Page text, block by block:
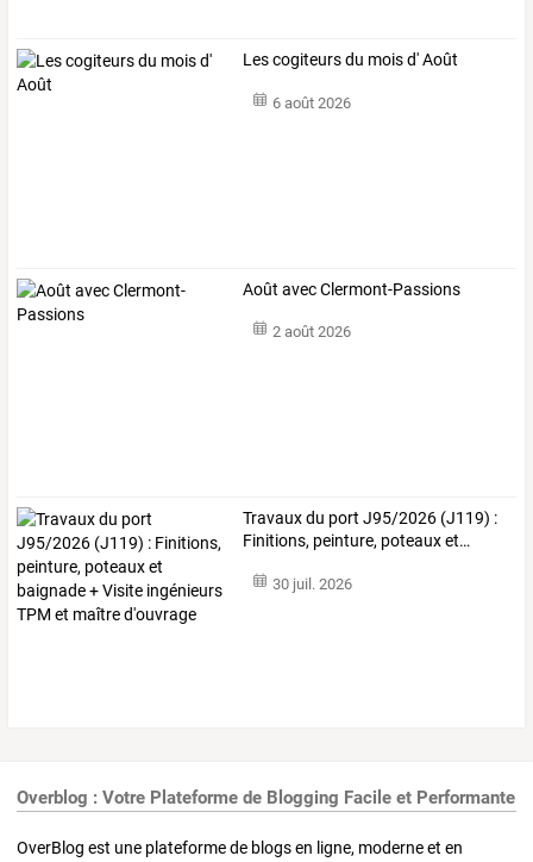
Les cogiteurs du mois d' Août
6 août 2026
Août avec Clermont-Passions
2 août 2026
Travauxdu port J95/2026 (J119) :
Finitions, peinture, poteauxet…
30 juil. 2026
Overblog : Votre Plateforme de Blogging Facile et Performante
OverBlog est une plateforme de blogs en ligne, moderne et en